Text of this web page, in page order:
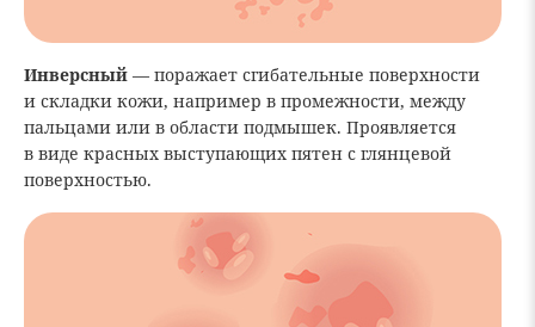
Инверсный — поражает сгибательные поверхности
и складки кожи, например в промежности, между
пальцами или в области подмышек. Проявляется
в виде красных выступающих пятен с глянцевой
поверхностью.